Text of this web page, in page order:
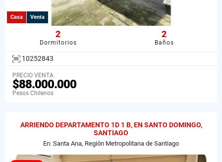
Casa Venta
2
Dormitorios
2
Baños
10252843
PRECIO VENTA
$88.000.000
Pesos Chilenos
ARRIENDO DEPARTAMENTO 1D 1 B, EN SANTO DOMINGO,
SANTIAGO
En: Santa Ana, Región Metropolitana de Santiago